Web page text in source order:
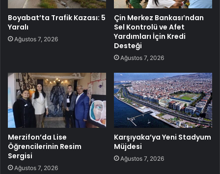
Boyabat’ta Trafik Kazası: 5
Yaralı
Ağustos 7, 2026
Çin Merkez Bankası’ndan
Sel Kontrolü ve Afet
Yardımları İçin Kredi
Desteği
Ağustos 7, 2026
Merzifon’da Lise
Öğrencilerinin Resim
Sergisi
Ağustos 7, 2026
Karşıyaka’ya Yeni Stadyum
Müjdesi
Ağustos 7, 2026